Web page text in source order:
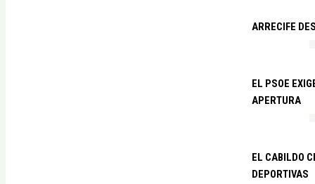
ARRECIFE
EL PSOE
APERTURA
EL CABILDO
DEPORTIVAS